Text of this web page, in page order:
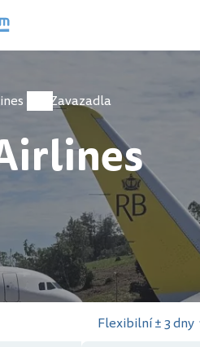
Zavazadla
Flexibilní ± 3 dny